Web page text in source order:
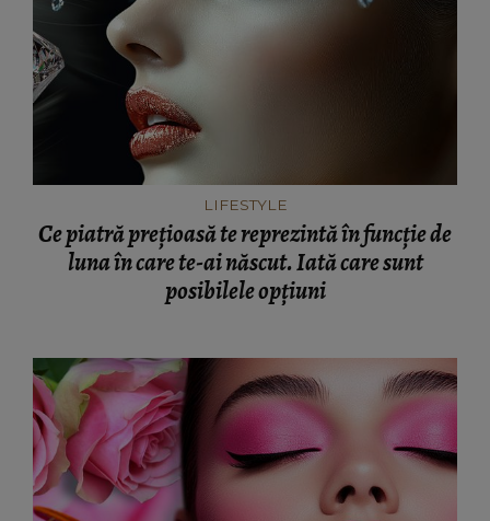
LIFESTYLE
Ce piatră prețioasă te reprezintă în funcție de
luna în care te-ai născut. Iată care sunt
posibilele opțiuni